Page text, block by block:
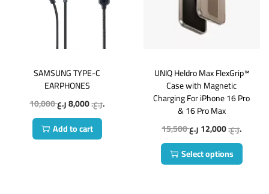
SAMSUNG TYPE-C
EARPHONES
10,000
ر.ع.8,000
ر.ع.
Add to cart
UNIQ Heldro Max FlexGrip™
Case with Magnetic
Charging For iPhone 16 Pro
& 16 Pro Max
15,500
ر.ع.12,000
ر.ع.
Select options